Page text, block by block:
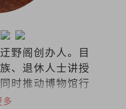
野阁创办人。目
、退休人士讲授
时推动博物馆行
多